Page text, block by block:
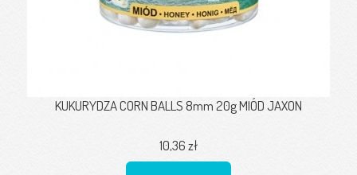
KUKURYDZA CORN BALLS 8mm 20g MIÓD JAXON
10,36 zł